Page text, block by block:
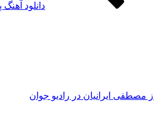
دانلود
مصطفی ایرانیان در رادیو جوان